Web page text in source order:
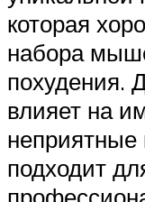
которая
набора
похудения.
влияет на
подходит